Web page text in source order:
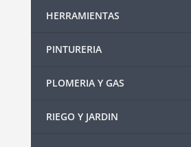
HERRAMIENTAS
PINTURERIA
PLOMERIA Y GAS
RIEGO Y JARDIN